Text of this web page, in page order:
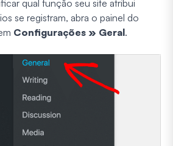
qual função seu site atribui
se registram, abra o painel do
Configurações » Geral.